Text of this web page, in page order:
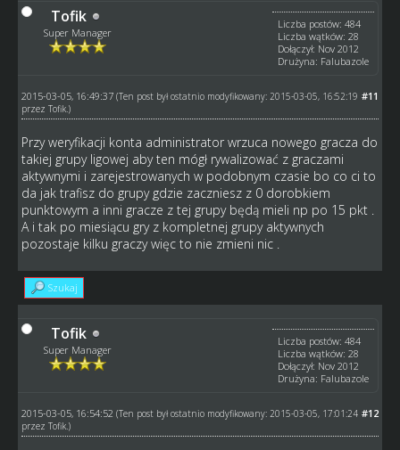
Tofik
Super Manager
Liczba postów: 484
Liczba wątków: 28
Dołączył: Nov 2012
Drużyna: Falubazole
#11
2015-03-05, 16:49:37 (Ten post był ostatnio modyfikowany: 2015-03-05, 16:52:19
przez Tofik.)
Przy weryfikacji konta administrator wrzuca nowego gracza do
takiej grupy ligowej aby ten mógł rywalizować z graczami
aktywnymi i zarejestrowanych w podobnym czasie bo co ci to
da jak trafisz do grupy gdzie zaczniesz z 0 dorobkiem
punktowym a inni gracze z tej grupy będą mieli np po 15 pkt .
A i tak po miesiącu gry z kompletnej grupy aktywnych
pozostaje kilku graczy więc to nie zmieni nic .
Szukaj
Tofik
Super Manager
Liczba postów: 484
Liczba wątków: 28
Dołączył: Nov 2012
Drużyna: Falubazole
#12
2015-03-05, 16:54:52 (Ten post był ostatnio modyfikowany: 2015-03-05, 17:01:24
przez Tofik.)